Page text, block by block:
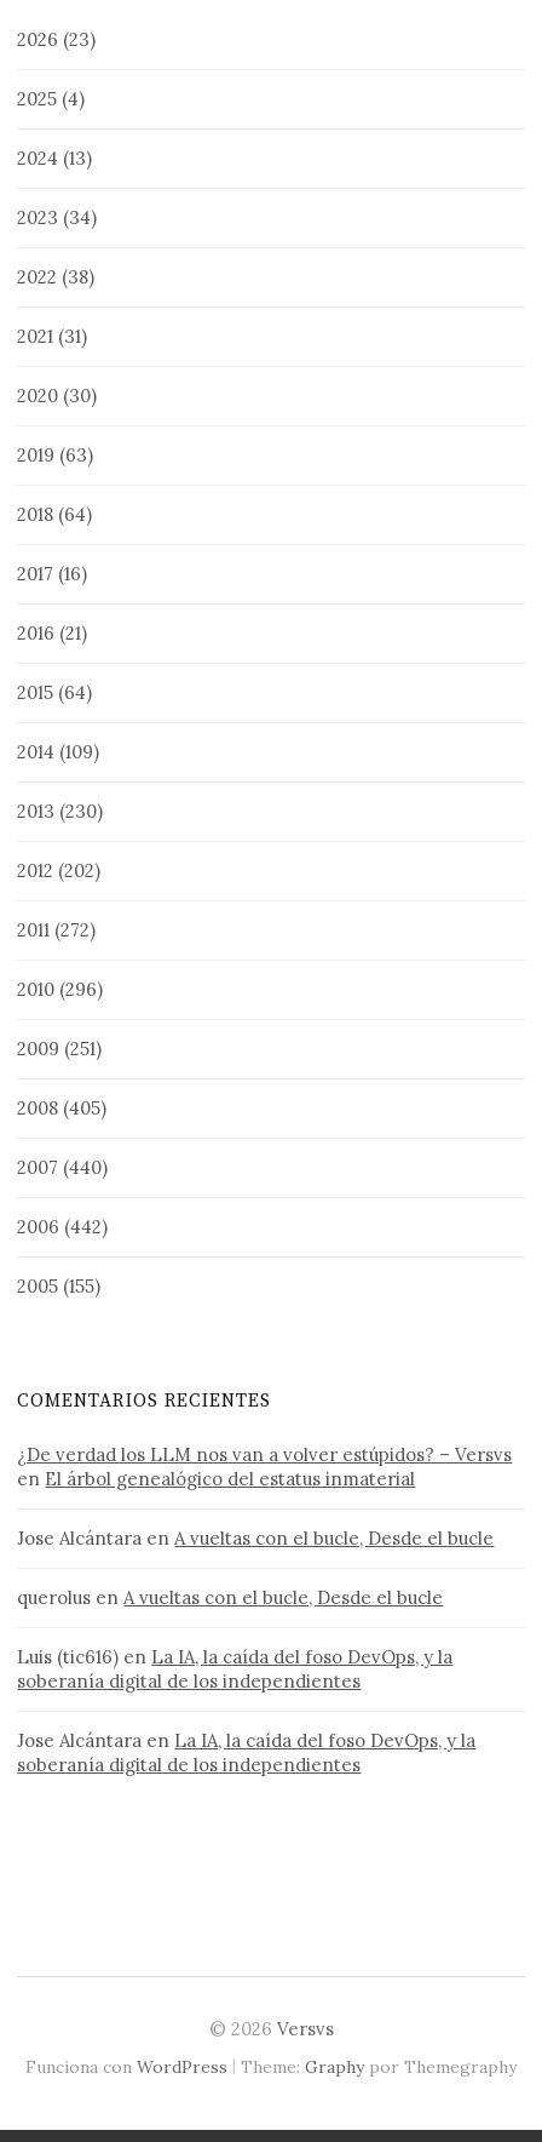
2026 (23)
2025 (4)
2024 (13)
2023 (34)
2022 (38)
2021 (31)
2020 (30)
2019 (63)
2018 (64)
2017 (16)
2016 (21)
2015 (64)
2014 (109)
2013 (230)
2012 (202)
2011 (272)
2010 (296)
2009 (251)
2008 (405)
2007 (440)
2006 (442)
2005 (155)
COMENTARIOS RECIENTES
¿De verdad los LLM nos van a volver estúpidos? – Versvs
en El árbol genealógico del estatus inmaterial
Jose Alcántara enA vueltas con el bucle, Desde el bucle
querolus enA vueltas con el bucle, Desde el bucle
Luis (tic616) en La IA, la caída del foso DevOps, y la
soberanía digital de los independientes
Jose Alcántara en La IA, la caída del foso DevOps, y la
soberanía digital de los independientes
© 2026 Versvs
Funciona con WordPress | Theme: Graphypor Themegraphy